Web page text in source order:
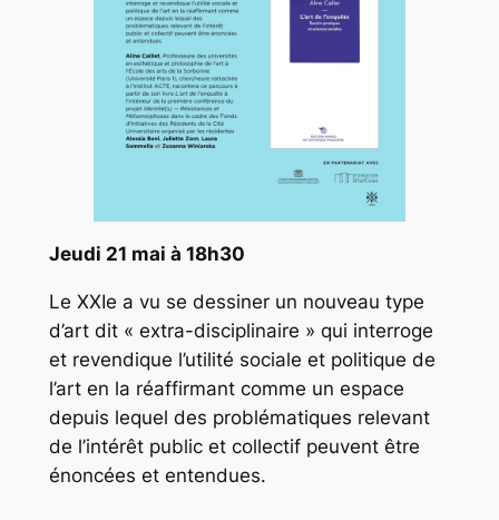
Jeudi 21 mai à 18h30
Le XXIe a vu se dessiner un nouveau type
d’art dit « extra-disciplinaire » qui interroge
et revendique l’utilité sociale et politique de
l’art en la réaffirmant comme un espace
depuis lequel des problématiques relevant
de l’intérêt public et collectif peuvent être
énoncées et entendues.